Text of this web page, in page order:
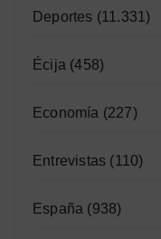
Deportes (11.331)
Écija (458)
Economía (227)
Entrevistas (110)
España (938)